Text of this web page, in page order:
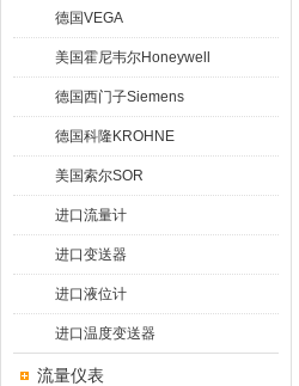
德国VEGA
美国霍尼韦尔Honeywell
德国西门子Siemens
德国科隆KROHNE
美国索尔SOR
进口流量计
进口变送器
进口液位计
进口温度变送器
流量仪表